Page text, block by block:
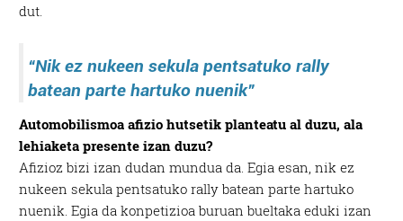
dut.
“Nik ez nukeen sekula pentsatuko rally
batean parte hartuko nuenik”
Automobilismoa afizio hutsetik planteatu al duzu, ala
lehiaketa presente izan duzu?
Afizioz bizi izan dudan mundua da. Egia esan, nik ez
nukeen sekula pentsatuko rally batean parte hartuko
nuenik. Egia da konpetizioa buruan bueltaka eduki izan